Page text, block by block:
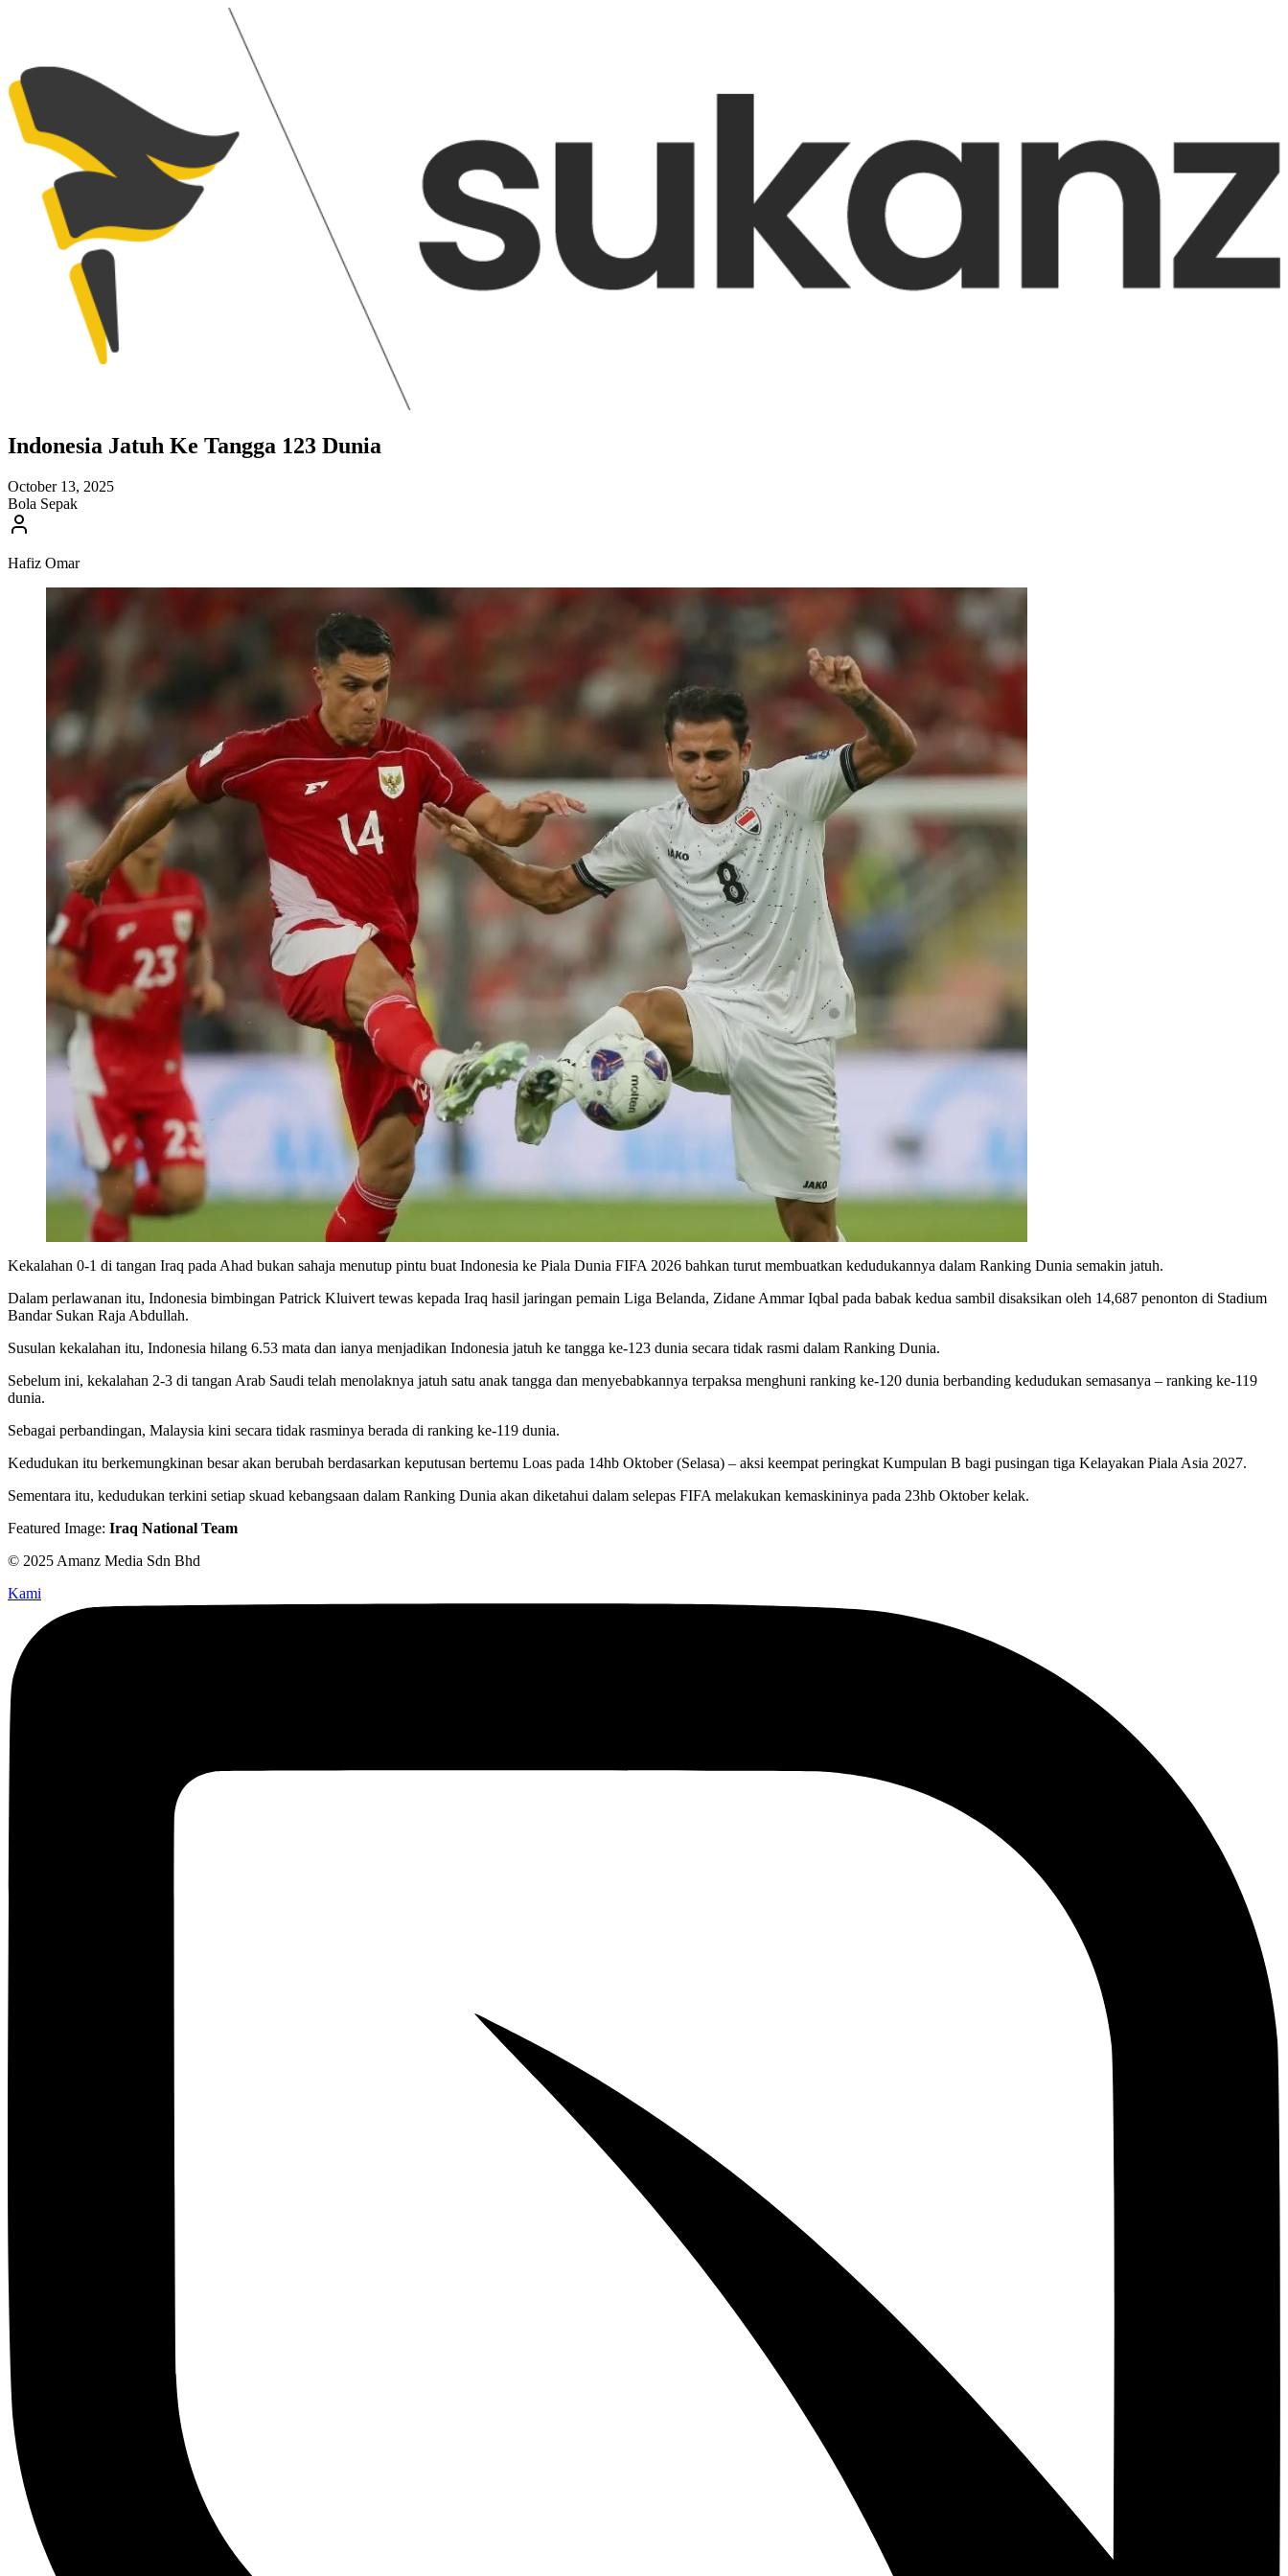
Indonesia Jatuh Ke Tangga 123 Dunia
October 13, 2025
Bola Sepak
Hafiz Omar
Kekalahan 0-1 di tangan Iraq pada Ahad bukan sahaja menutup pintu buat Indonesia ke Piala Dunia FIFA 2026 bahkan turut membuatkan kedudukannya dalam Ranking Dunia semakin jatuh.
Dalam perlawanan itu, Indonesia bimbingan Patrick Kluivert tewas kepada Iraq hasil jaringan pemain Liga Belanda, Zidane Ammar Iqbal pada babak kedua sambil disaksikan oleh 14,687 penonton di Stadium
Bandar Sukan Raja Abdullah.
Susulan kekalahan itu, Indonesia hilang 6.53 mata dan ianya menjadikan Indonesia jatuh ke tangga ke-123 dunia secara tidak rasmi dalam Ranking Dunia.
Sebelum ini, kekalahan 2-3 di tangan Arab Saudi telah menolaknya jatuh satu anak tangga dan menyebabkannya terpaksa menghuni ranking ke-120 dunia berbanding kedudukan semasanya – ranking ke-119
dunia.
Sebagai perbandingan, Malaysia kini secara tidak rasminya berada di ranking ke-119 dunia.
Kedudukan itu berkemungkinan besar akan berubah berdasarkan keputusan bertemu Loas pada 14hb Oktober (Selasa) – aksi keempat peringkat Kumpulan B bagi pusingan tiga Kelayakan Piala Asia 2027.
Sementara itu, kedudukan terkini setiap skuad kebangsaan dalam Ranking Dunia akan diketahui dalam selepas FIFA melakukan kemaskininya pada 23hb Oktober kelak.
Featured Image: Iraq National Team
© 2025 Amanz Media Sdn Bhd
Kami